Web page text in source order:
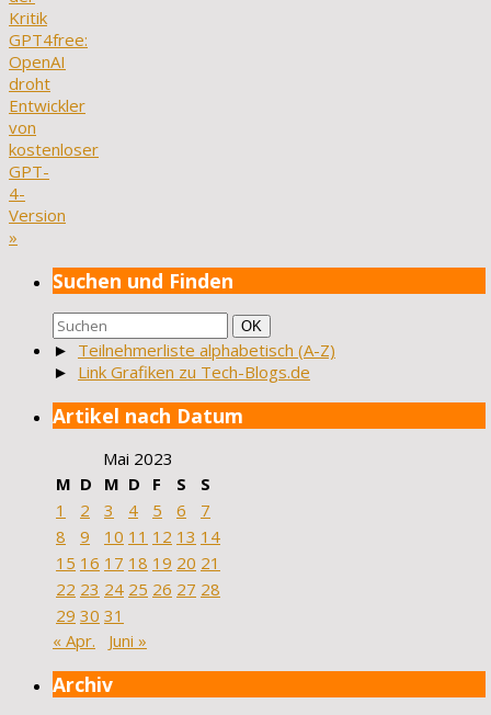
Kritik
GPT4free:
OpenAI
droht
Entwickler
von
kostenloser
GPT-
4-
Version
»
Suchen und Finden
Suchen
nach:
Suchen
OK
► Teilnehmerliste alphabetisch (A-Z)
► Link Grafiken zu Tech-Blogs.de
Artikel nach Datum
Mai 2023
M D M D F S
S
1
2 3 4 5 6
7
8
9 10 11 12 13 14
15 16 17 18 19 20 21
22 23 24 25 26 27 28
29 30 31
« Apr.
Juni »
Archiv